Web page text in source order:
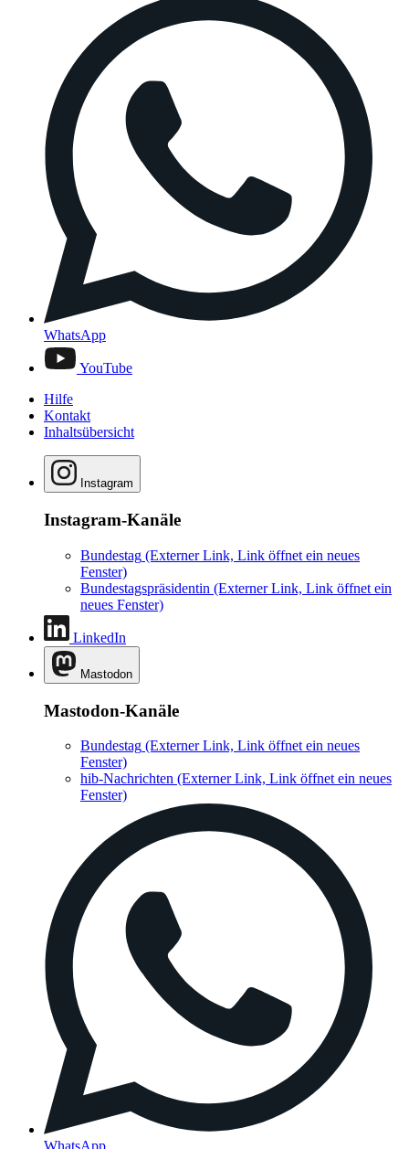
WhatsApp
YouTube
Hilfe
Kontakt
Inhaltsübersicht
Instagram
Instagram-Kanäle
Bundestag (Externer Link, Link öffnet ein neues
Fenster)
Bundestagspräsidentin (Externer Link, Link öffnet ein
neues Fenster)
LinkedIn
Mastodon
Mastodon-Kanäle
Bundestag (Externer Link, Link öffnet ein neues
Fenster)
hib-Nachrichten (Externer Link, Link öffnet ein neues
Fenster)